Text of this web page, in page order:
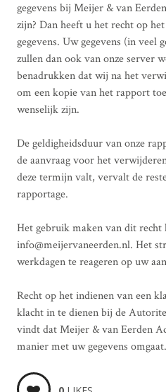
gegevens bij Meijer & van
zijn? Dan heeft u het recht op
gegevens. Uw gegevens (in veel
zullen dan ook van onze server
benadrukken dat wij na het
om een kopie van het rapport
wenselijk zijn.
De geldigheidsduur van onze
de aanvraag voor het
deze termijn valt, vervalt de
rapportage.
Het gebruik maken van dit recht
info@meijervaneerden.nl. Het
werkdagen te reageren op uw
Recht op het indienen van een
klacht in te dienen bij de
vindt dat Meijer & van Eerden
manier met uw gegevens omgaat.